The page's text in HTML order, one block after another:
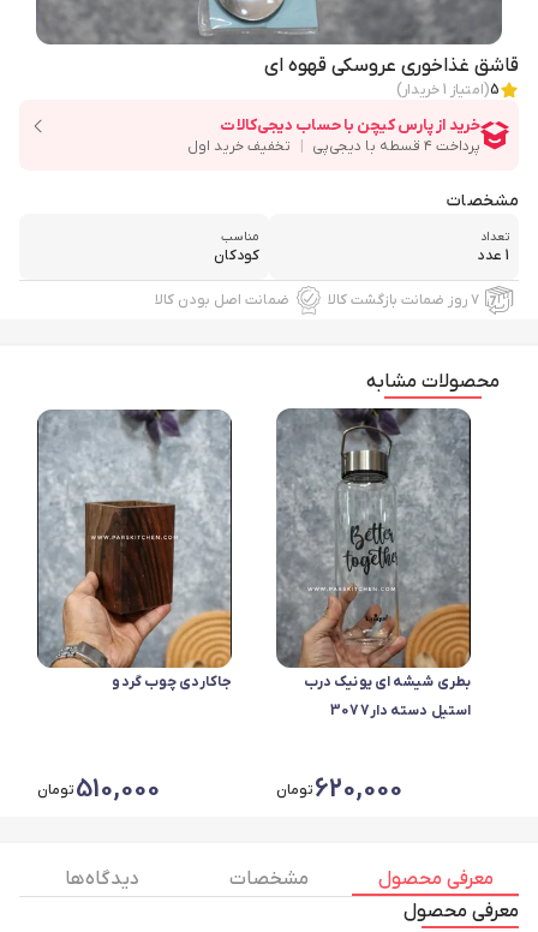
قاشق غذاخوری عروسکی قهوه ای
5(امتیاز 1خریدار)
مشخصات
تعداد
1 عدد
مناسب
کودکان
۷ روز ضمانت بازگشت کالا ضمانت اصل بودن کالا
محصولات مشابه
بطری شیشه ای یونیک درب
استیل دسته دار3077
620,000تومان
جاکاردی چوب گردو
510,000تومان
معرفی محصول مشخصات
دیدگاه ها
معرفی محصول